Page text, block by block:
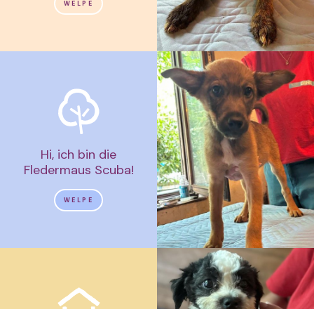
WELPE
Hi, ich bin die
Fledermaus Scuba!
WELPE